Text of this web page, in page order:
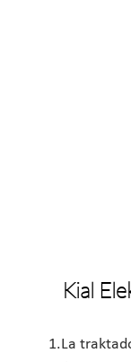
Kial
1.La